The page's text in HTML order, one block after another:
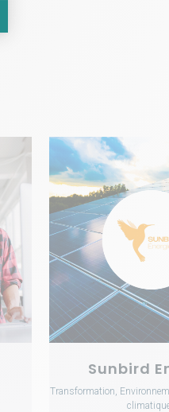
VOIR
Sunbird
Transformation,